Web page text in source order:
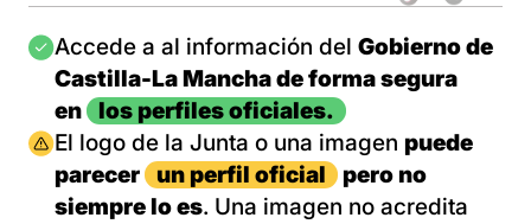
Imagen
Accede a al información del Gobierno de
Castilla-La Mancha de forma segura
en
los perfiles oficiales.
Imagen
El logo de la Junta o una imagen puede
parecer
un perfil oficial
pero no
siempre lo es. Una imagen no acredita